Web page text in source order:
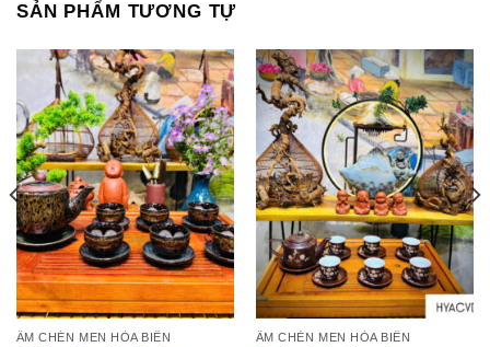
SẢN PHẨM TƯƠNG TỰ
ẤM CHÉN MEN HỎA BIẾN ẤM CHÉN MEN HỎA BIẾN